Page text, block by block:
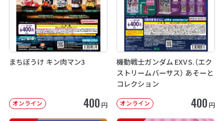
まちぼうけ キン肉マン3
オンライン 400 円
機動戦士ガンダム EXVS.（エク
ストリームバーサス） あそーと
コレクション
オンライン 400 円